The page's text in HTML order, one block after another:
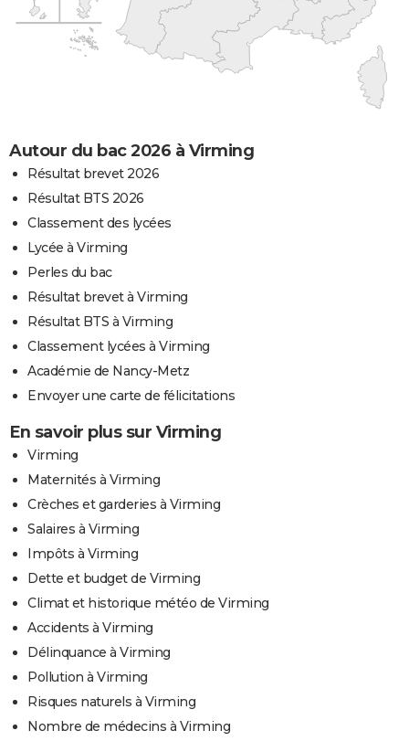
Autour du bac 2026 à Virming
Résultat brevet 2026
Résultat BTS 2026
Classement des lycées
Lycée à Virming
Perles du bac
Résultat brevet à Virming
Résultat BTS à Virming
Classement lycées à Virming
Académie de Nancy-Metz
Envoyer une carte de félicitations
En savoir plus sur Virming
Virming
Maternités à Virming
Crèches et garderies à Virming
Salaires à Virming
Impôts à Virming
Dette et budget de Virming
Climat et historique météo de Virming
Accidents à Virming
Délinquance à Virming
Pollution à Virming
Risques naturels à Virming
Nombre de médecins à Virming